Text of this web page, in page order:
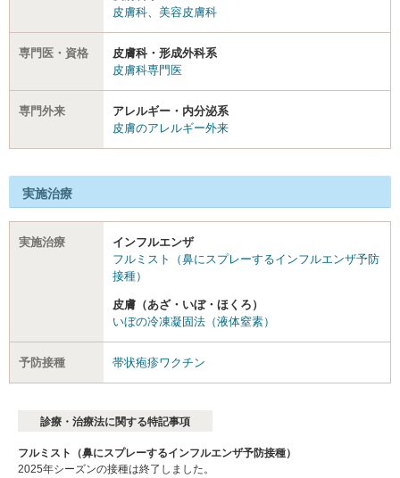
皮膚科、 美容皮膚科
専門医・資格
皮膚科・形成外科系
皮膚科専門医
専門外来
アレルギー・内分泌系
皮膚のアレルギー外来
実施治療
実施治療
インフルエンザ
フルミスト（鼻にスプレーするインフルエンザ予防
接種）
皮膚（あざ・いぼ・ほくろ）
いぼの冷凍凝固法（液体窒素）
予防接種 帯状疱疹ワクチン
診療・治療法に関する特記事項
フルミスト（鼻にスプレーするインフルエンザ予防接種）
2025年シーズンの接種は終了しました。